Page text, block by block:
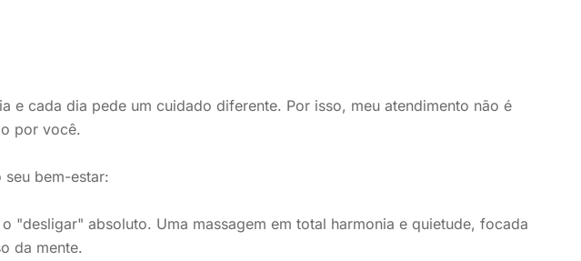
e cada dia pede um cuidado diferente. Por isso, meu atendimento não é
por você.
seu bem-estar:
"desligar" absoluto. Uma massagem em total harmonia e quietude, focada
da mente.